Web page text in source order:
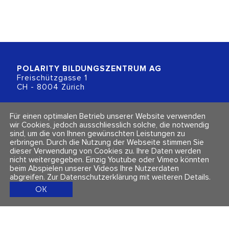
POLARITY BILDUNGSZENTRUM AG
Freischützgasse 1
CH - 8004 Zürich
+41 (0)44 218 80 80
info@polarity.ch
Kontakt & Info
Newsletter
Impressum & Datenschutz
AGBs
Folge uns
Für einen optimalen Betrieb unserer Website verwenden
wir Cookies, jedoch ausschliesslich solche, die notwendig
sind, um die von Ihnen gewünschten Leistungen zu
erbringen. Durch die Nutzung der Webseite stimmen Sie
dieser Verwendung von Cookies zu. Ihre Daten werden
nicht weitergegeben. Einzig Youtube oder Vimeo könnten
beim Abspielen unserer Videos Ihre Nutzerdaten
abgreifen. Zur Datenschutzerklärung mit weiteren Details.
OK